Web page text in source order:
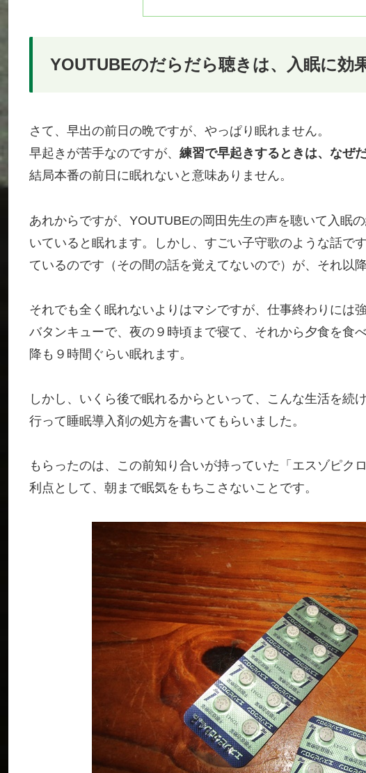
YOUTUBEのだらだら聴きは、入眠に効
さて、早出の前日の晩ですが、やっぱり眠れません。
早起きが苦手なのですが、 練習で早起きするときは、なぜ
結局本番の前日に眠れないと意味ありません。
あれからですが、YOUTUBEの岡田先生の声を聴いて入眠
いていると眠れます。しかし、すごい子守歌のような話で
ているのです（その間の話を覚えてないので）が、それ以
それでも全く眠れないよりはマシですが、仕事終わりには
バタンキューで、夜の９時頃まで寝て、それから夕食を食
降も９時間ぐらい眠れます。
しかし、いくら後で眠れるからといって、こんな生活を続
行って睡眠導入剤の処方を書いてもらいました。
もらったのは、この前知り合いが持っていた「エスゾピク
利点として、朝まで眠気をもちこさないことです。